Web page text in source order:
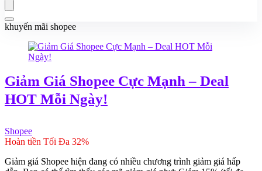
khuyến mãi shopee
Giảm Giá Shopee Cực Mạnh – Deal
HOT Mỗi Ngày!
Shopee
Hoàn tiền Tối Đa 32%
Giảm giá Shopee hiện đang có nhiều chương trình giảm giá hấp